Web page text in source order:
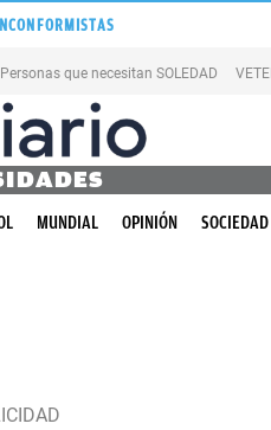
Personas que necesitan SOLEDAD
MUNDIAL OPINIÓN SOCIEDAD